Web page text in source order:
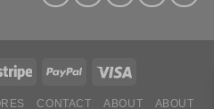
ABOUT
ABOUT
CONTACT